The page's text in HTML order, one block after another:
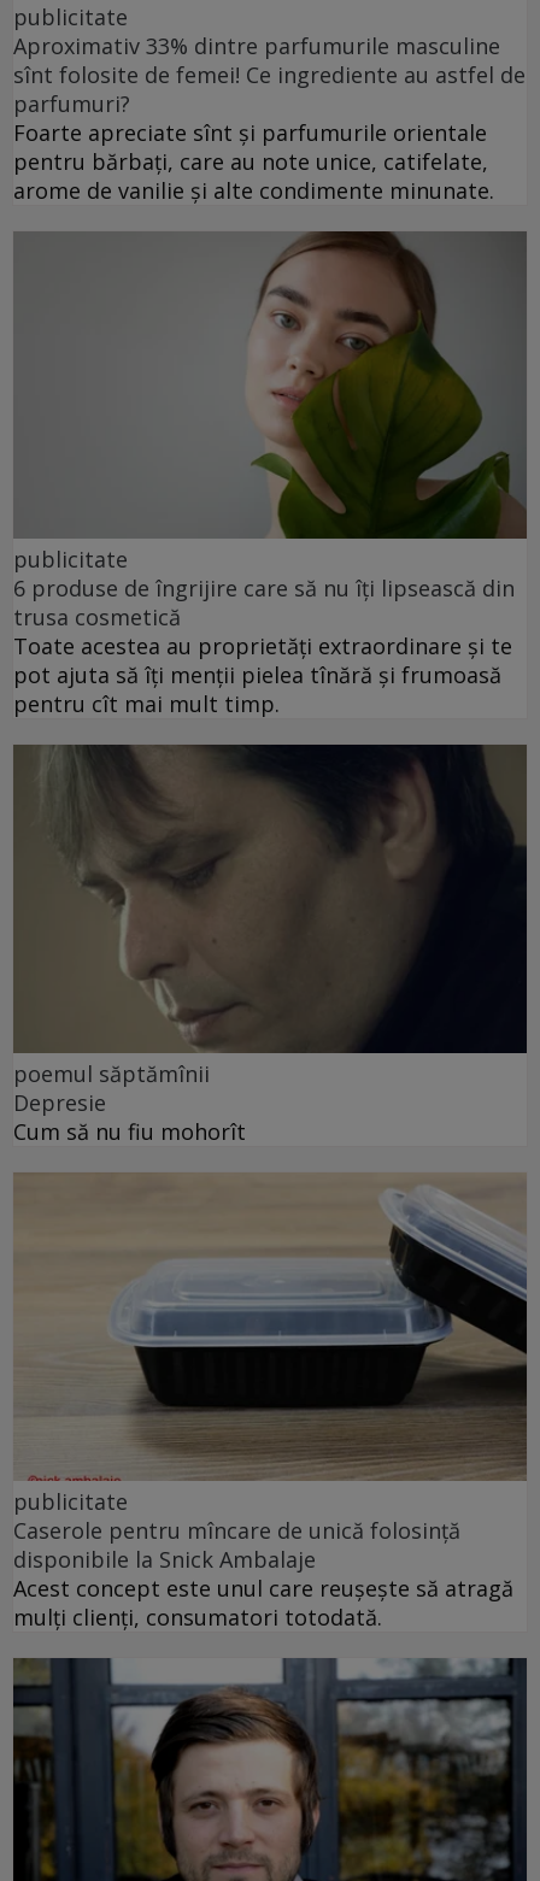
publicitate
Aproximativ 33% dintre parfumurile masculine
sînt folosite de femei! Ce ingrediente au astfel de
parfumuri?
Foarte apreciate sînt și parfumurile orientale
pentru bărbați, care au note unice, catifelate,
arome de vanilie și alte condimente minunate.
publicitate
6 produse de îngrijire care să nu îți lipsească din
trusa cosmetică
Toate acestea au proprietăți extraordinare și te
pot ajuta să îți menții pielea tînără și frumoasă
pentru cît mai mult timp.
poemul săptămînii
Depresie
Cum să nu fiu mohorît
publicitate
Caserole pentru mîncare de unică folosință
disponibile la Snick Ambalaje
Acest concept este unul care reușește să atragă
mulți clienți, consumatori totodată.